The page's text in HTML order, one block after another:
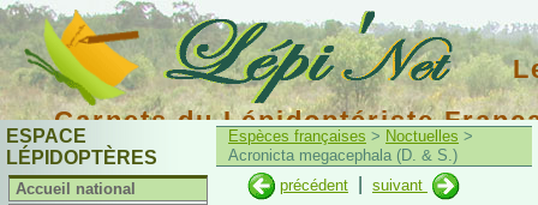
Carnets du Lépidoptériste
ESPACE
LÉPIDOPTÈRES
Accueil national
Espèces françaises > Noctuelles >
Acronicta megacephala (D. & S.)
précédent
suivant